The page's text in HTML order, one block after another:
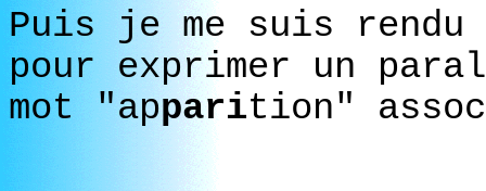
Puis je me suis
pour exprimer un
mot "apparition"